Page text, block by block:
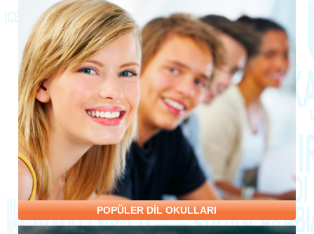
POPÜLER DİL OKULLARI